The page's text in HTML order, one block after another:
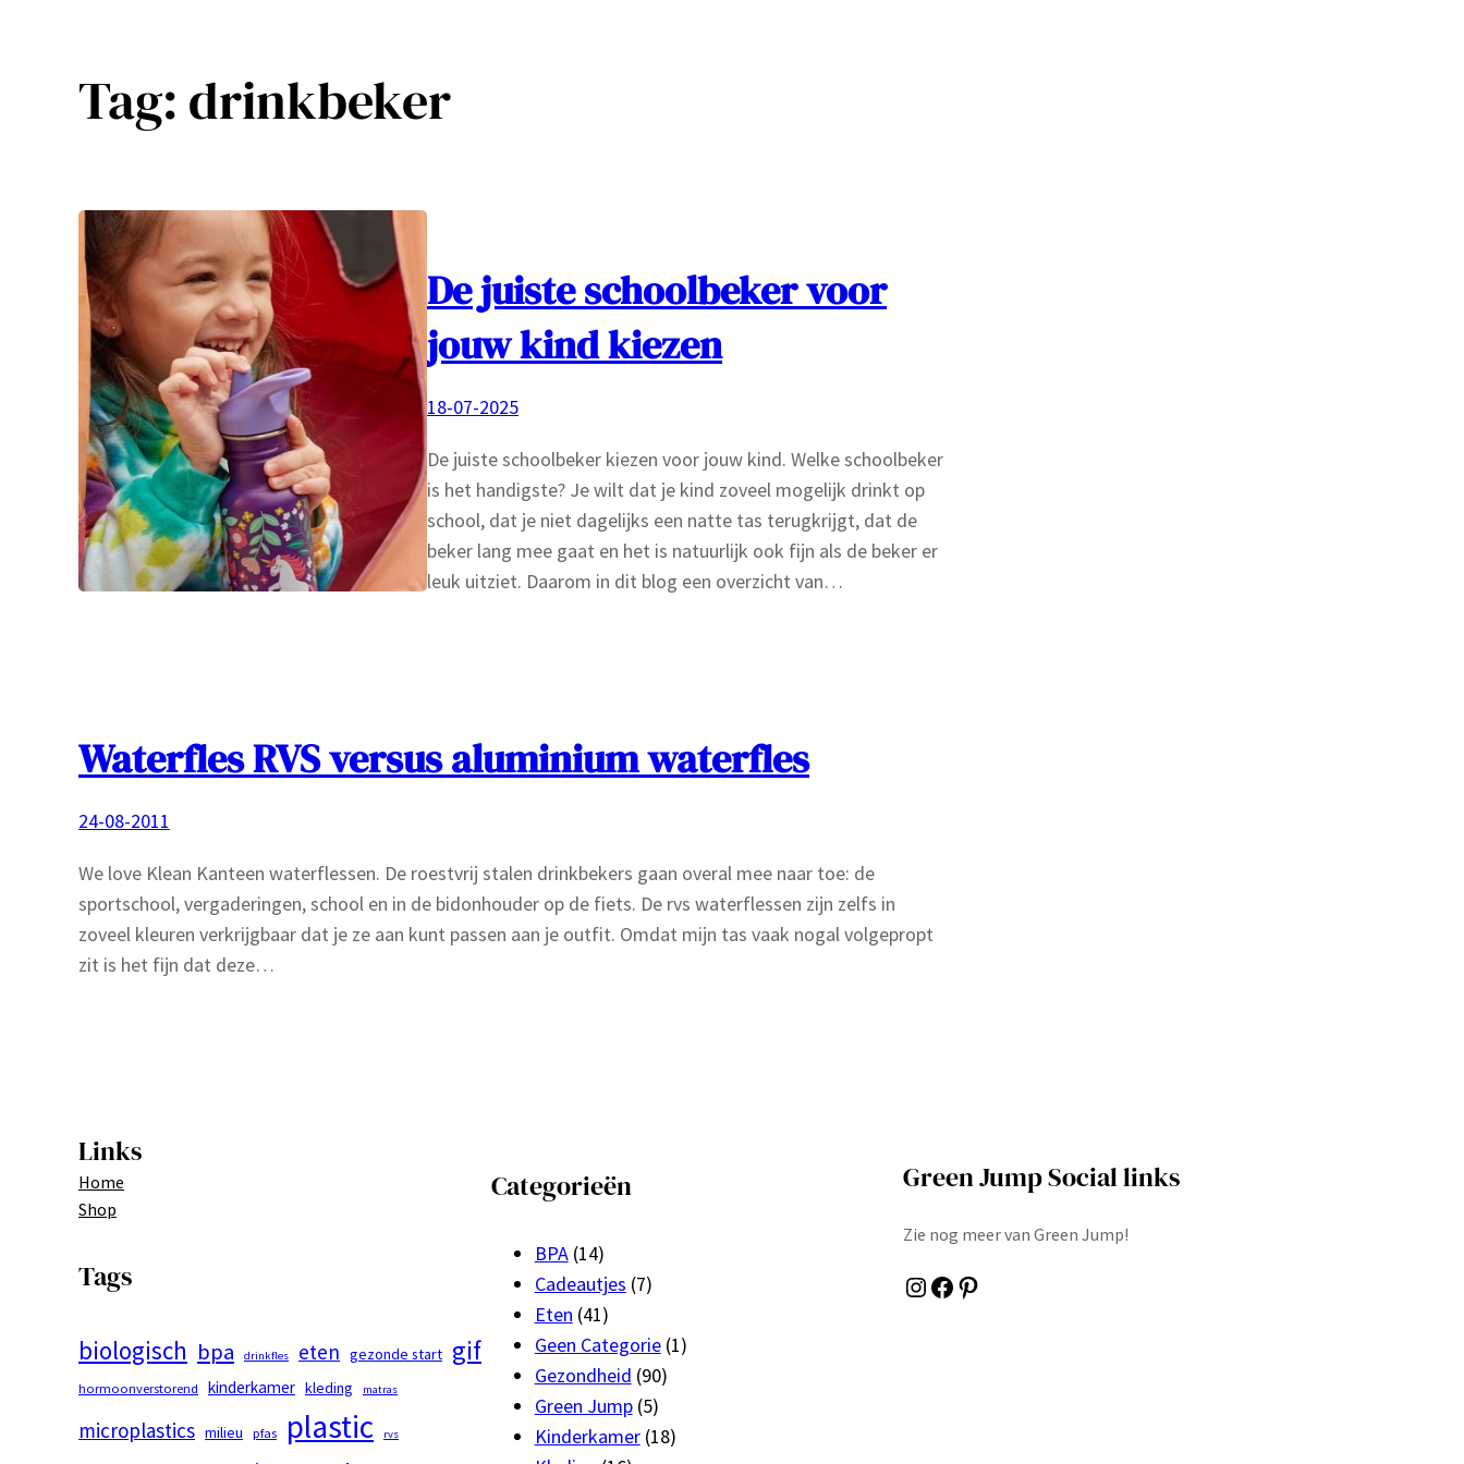
Tag:drinkbeker
De juiste schoolbeker voor
jouw kind kiezen
18-07-2025
De juiste schoolbeker kiezen voor jouw kind. Welke schoolbeker
is het handigste? Je wilt dat je kind zoveel mogelijk drinkt op
school, dat je niet dagelijks een natte tas terugkrijgt, dat de
beker lang mee gaat en het is natuurlijk ook fijn als de beker er
leuk uitziet. Daarom in dit blog een overzicht van…
Waterfles RVS versus aluminium waterfles
24-08-2011
We love Klean Kanteen waterflessen. De roestvrij stalen drinkbekers gaan overal mee naar toe: de
sportschool, vergaderingen, school en in de bidonhouder op de fiets. De rvs waterflessen zijn zelfs in
zoveel kleuren verkrijgbaar dat je ze aan kunt passen aan je outfit. Omdat mijn tas vaak nogal volgepropt
zit is het fijn dat deze…
Links
Home
Shop
Tags
biologisch bpa drinkfles eten gezonde start gif
hormoonverstorend kinderkamer kleding matras
microplastics milieu pfas plastic rvs
Categorieën
BPA(14)
Cadeautjes (7)
Eten (41)
Geen Categorie(1)
Gezondheid (90)
Green Jump(5)
Kinderkamer(18)
Green Jump Social links
Zie nog meer van Green Jump!
Instagram Facebook Pinterest